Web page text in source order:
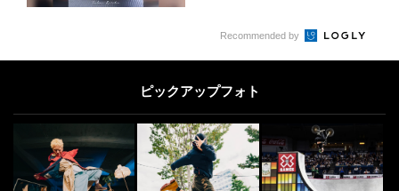
Recommended by
ピックアップフォト